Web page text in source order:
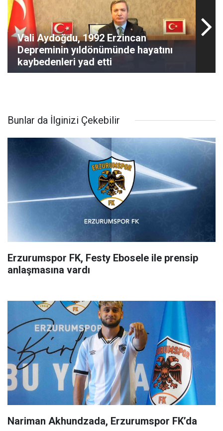
Vali Aydoğdu, 1992 Erzincan
Depreminin yıldönümünde hayatını
kaybedenleri yad etti
Bunlar da İlginizi Çekebilir
Erzurumspor FK, Festy Ebosele ile prensip
anlaşmasına vardı
Nariman Akhundzada, Erzurumspor FK’da